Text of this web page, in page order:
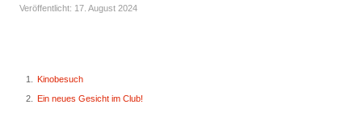
Veröffentlicht: 17. August 2024
Kinobesuch
Ein neues Gesicht im Club!